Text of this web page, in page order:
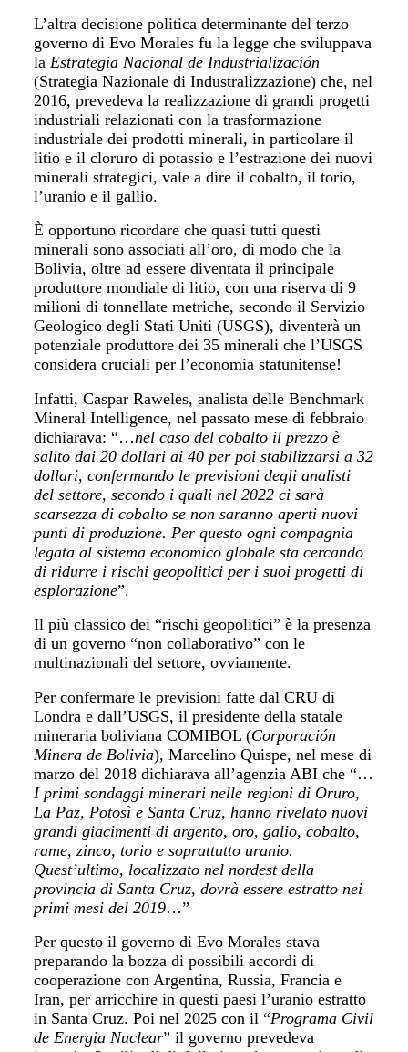
L’altra decisione politica determinante del terzo
governo di Evo Morales fu la legge che sviluppava
la Estrategia Nacional de Industrialización
(Strategia Nazionale di Industralizzazione) che, nel
2016, prevedeva la realizzazione di grandi progetti
industriali relazionati con la trasformazione
industriale dei prodotti minerali, in particolare il
litio e il cloruro di potassio e l’estrazione dei nuovi
minerali strategici, vale a dire il cobalto, il torio,
l’uranio e il gallio.
È opportuno ricordare che quasi tutti questi
minerali sono associati all’oro, di modo che la
Bolivia, oltre ad essere diventata il principale
produttore mondiale di litio, con una riserva di 9
milioni di tonnellate metriche, secondo il Servizio
Geologico degli Stati Uniti (USGS), diventerà un
potenziale produttore dei 35 minerali che l’USGS
considera cruciali per l’economia statunitense!
Infatti, Caspar Raweles, analista delle Benchmark
Mineral Intelligence, nel passato mese di febbraio
dichiarava: “…nel caso del cobalto il prezzo è
salito dai 20 dollari ai 40 per poi stabilizzarsi a 32
dollari, confermando le previsioni degli analisti
del settore, secondo i quali nel 2022 ci sarà
scarsezza di cobalto se non saranno aperti nuovi
punti di produzione. Per questo ogni compagnia
legata al sistema economico globale sta cercando
di ridurre i rischi geopolitici per i suoi progetti di
esplorazione”.
Il più classico dei “rischi geopolitici” è la presenza
di un governo “non collaborativo” con le
multinazionali del settore, ovviamente.
Per confermare le previsioni fatte dal CRU di
Londra e dall’USGS, il presidente della statale
mineraria boliviana COMIBOL (Corporación
Minera de Bolivia), Marcelino Quispe, nel mese di
marzo del 2018 dichiarava all’agenzia ABI che “…
I primi sondaggi minerari nelle regioni di Oruro,
La Paz, Potosì e Santa Cruz, hanno rivelato nuovi
grandi giacimenti di argento, oro, galio, cobalto,
rame, zinco, torio e soprattutto uranio.
Quest’ultimo, localizzato nel nordest della
provincia di Santa Cruz, dovrà essere estratto nei
primi mesi del 2019…”
Per questo il governo di Evo Morales stava
preparando la bozza di possibili accordi di
cooperazione con Argentina, Russia, Francia e
Iran, per arricchire in questi paesi l’uranio estratto
in Santa Cruz. Poi nel 2025 con il “Programa Civil
de Energia Nuclear” il governo prevedeva